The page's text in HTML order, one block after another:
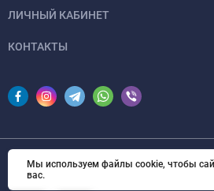
ЛИЧНЫЙ КАБИНЕТ
КОНТАКТЫ
© 2026 InSale. Все права
Мы используем файлы cookie, чтобы
вас.